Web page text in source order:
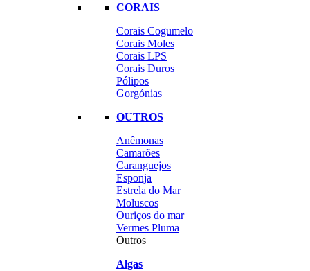
CORAIS
Corais Cogumelo
Corais Moles
Corais LPS
Corais Duros
Pólipos
Gorgónias
OUTROS
Anêmonas
Camarões
Caranguejos
Esponja
Estrela do Mar
Moluscos
Ouriços do mar
Vermes Pluma
Outros
Algas